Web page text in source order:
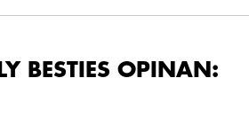
BESTIES OPINAN: